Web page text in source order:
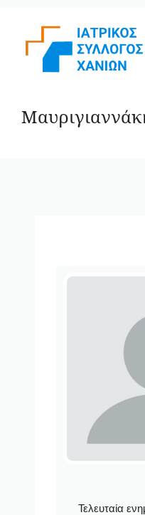
περιεχόμενο
Τελευταία